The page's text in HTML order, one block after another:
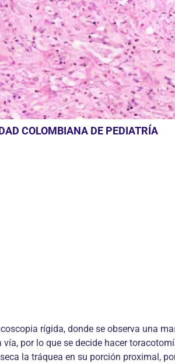
COLOMBIANA DE PEDIATRÍA
rígida, donde se observa una
vía, por lo que se decide hacer
la tráquea en su porción proximal,